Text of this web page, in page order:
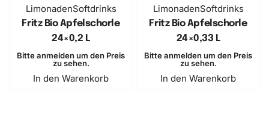
LimonadenSoftdrinks
Fritz Bio Apfelschorle
24×0,2 L
Bitte anmelden um den Preis
zu sehen.
In den Warenkorb
LimonadenSoftdrinks
Fritz Bio Apfelschorle
24×0,33 L
Bitte anmelden um den Preis
zu sehen.
In den Warenkorb